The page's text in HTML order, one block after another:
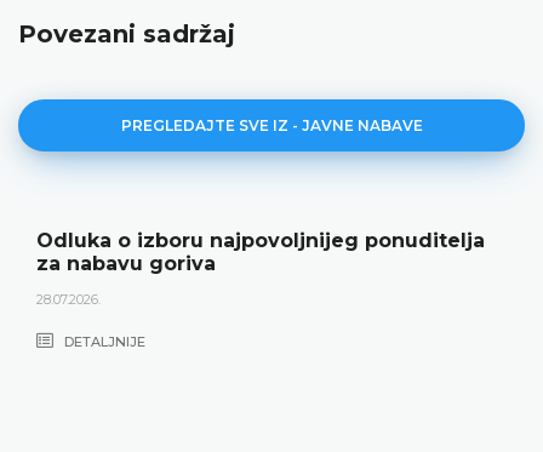
Povezani sadržaj
PREGLEDAJTE SVE IZ - JAVNE NABAVE
Odluka o izboru najpovoljnijeg ponuditelja
za nabavu goriva
28.07.2026.
DETALJNIJE